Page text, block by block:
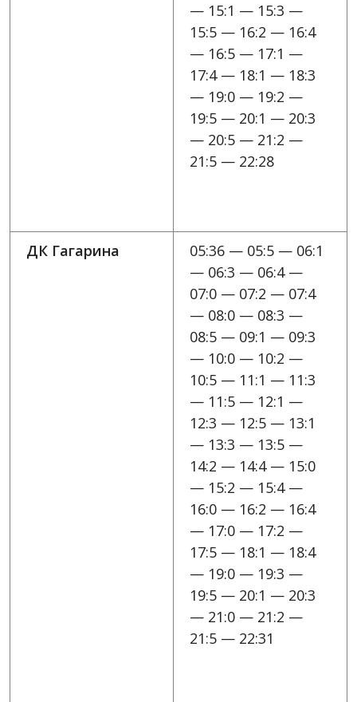
— 15:1 — 15:3 —
15:5 — 16:2 — 16:4
— 16:5 — 17:1 —
17:4 — 18:1 — 18:3
— 19:0 — 19:2 —
19:5 — 20:1 — 20:3
— 20:5 — 21:2 —
21:5 — 22:28
ДК Гагарина
05:36 — 05:5 — 06:1
— 06:3 — 06:4 —
07:0 — 07:2 — 07:4
— 08:0 — 08:3 —
08:5 — 09:1 — 09:3
— 10:0 — 10:2 —
10:5 — 11:1 — 11:3
— 11:5 — 12:1 —
12:3 — 12:5 — 13:1
— 13:3 — 13:5 —
14:2 — 14:4 — 15:0
— 15:2 — 15:4 —
16:0 — 16:2 — 16:4
— 17:0 — 17:2 —
17:5 — 18:1 — 18:4
— 19:0 — 19:3 —
19:5 — 20:1 — 20:3
— 21:0 — 21:2 —
21:5 — 22:31